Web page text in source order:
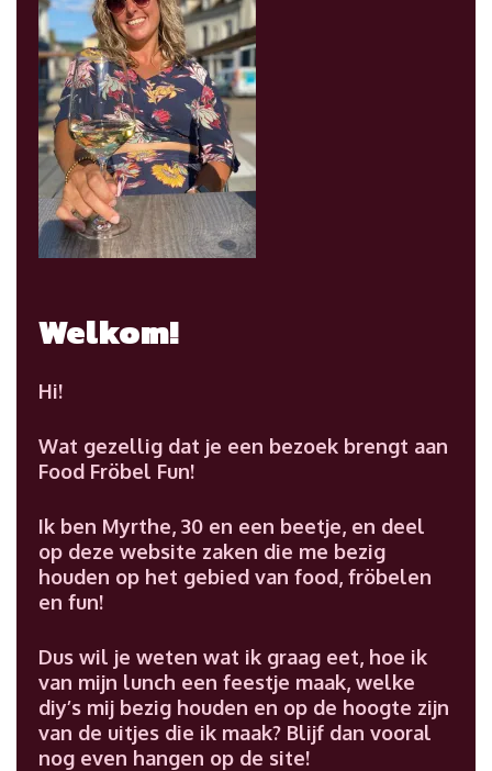
Welkom!
Hi!
Wat gezellig dat je een bezoek brengt aan
Food Fröbel Fun!
Ik ben Myrthe, 30 en een beetje, en deel
op deze website zaken die me bezig
houden op het gebied van food, fröbelen
en fun!
Dus wil je weten wat ik graag eet, hoe ik
van mijn lunch een feestje maak, welke
diy’s mij bezig houden en op de hoogte zijn
van de uitjes die ik maak? Blijf dan vooral
nog even hangen op de site!